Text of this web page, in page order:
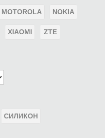
MOTOROLA NOKIA
XIAOMI ZTE
СИЛИКОН